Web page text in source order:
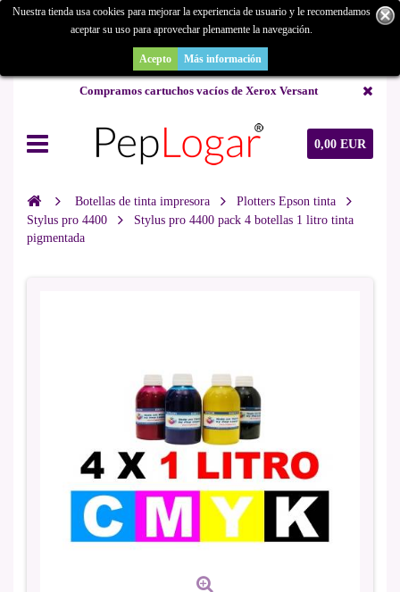
¿Buscas un repuesto de copiadora o buscas una de ocasión y no la
encuentras? Consúltanos.
Compramos cartuchos vacíos de Xerox Versant
0,00 EUR
Nuestra tienda usa cookies para mejorar la experiencia de usuario y le recomendamos
aceptar su uso para aprovechar plenamente la navegación.
Acepto Más información
Botellas de tinta impresora
Plotters Epson tinta
Stylus pro 4400
Stylus pro 4400 pack 4 botellas 1 litro tinta
pigmentada